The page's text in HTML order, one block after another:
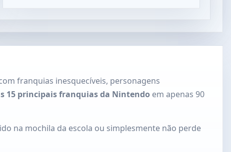
franquias inesquecíveis, personagens
15 principais franquias da Nintendoem apenas 90
na mochila da escola ou simplesmente não perde